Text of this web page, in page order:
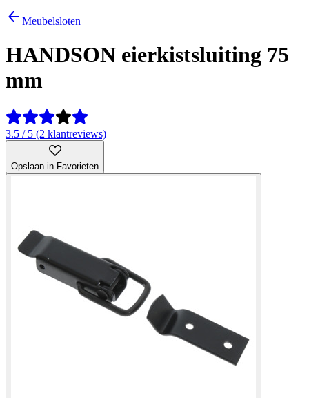
Meubelsloten
HANDSON eierkistsluiting 75
mm
3.5 / 5 (2 klantreviews)
Opslaan in Favorieten